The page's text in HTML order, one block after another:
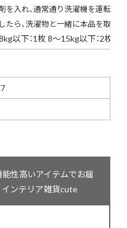
を入れ、通常通り洗濯機を運転し
たら、洗濯物と一緒に本品を取り
以下：1枚 8～15kg以下：2枚
性高いアイテムでお届
インテリア雑貨cute